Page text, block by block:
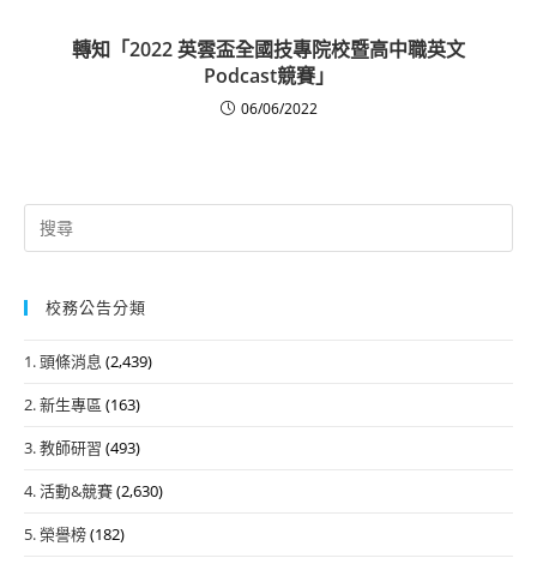
轉知「2022 英雲盃全國技專院校暨高中職英文
Podcast競賽」
06/06/2022
Search
for:
校務公告分類
1. 頭條消息 (2,439)
2. 新生專區 (163)
3. 教師研習 (493)
4. 活動&競賽(2,630)
5. 榮譽榜(182)